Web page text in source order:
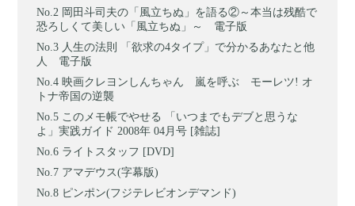
岡田斗司夫の「風立ちぬ」を語る②～本当は残酷で
恐ろしくて美しい「風立ちぬ」～ 電子版
人生の法則 「欲求の4タイプ」で分かるあなたと他
人 電子版
映画クレヨンしんちゃん 嵐を呼ぶ モーレツ! オ
トナ帝国の逆襲
このメモ帳でやせる 「いつまでもデブと思うな
よ」実践ガイド 2008年 04月号 [雑誌]
ライトスタッフ [DVD]
アマデウス(字幕版)
ピンポン(フジテレビオンデマンド)